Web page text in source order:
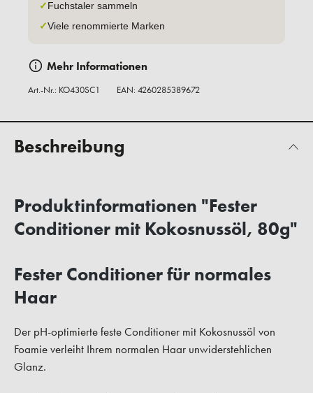
✓Fuchstaler sammeln
✓Viele renommierte Marken
Mehr Informationen
Art.-Nr.: KO430SC1 EAN: 4260285389672
Beschreibung
Produktinformationen "Fester
Conditioner mit Kokosnussöl, 80g"
Fester Conditioner für normales
Haar
Der pH-optimierte feste Conditioner mit Kokosnussöl von
Foamie verleiht Ihrem normalen Haar unwiderstehlichen
Glanz.